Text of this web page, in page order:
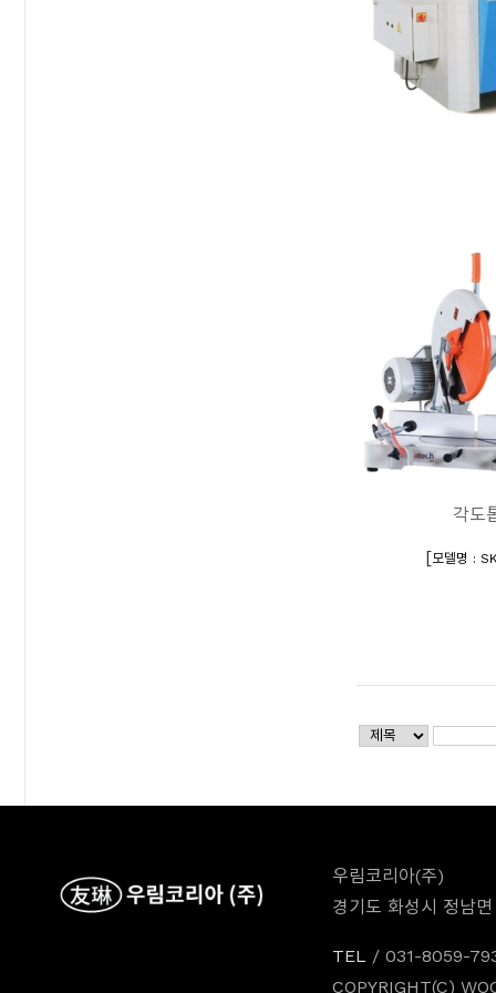
각도
[모델명 :
우림코리아(주)
경기도 화성시 정남
TEL / 031-8059-
COPYRIGHT(C)